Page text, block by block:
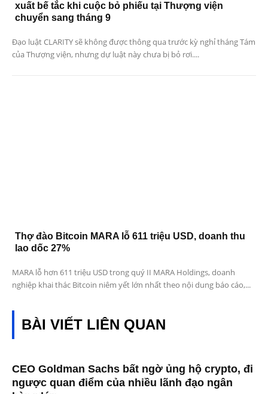
xuất bế tắc khi cuộc bỏ phiếu tại Thượng viện
chuyển sang tháng 9
Đạo luật CLARITY sẽ không được thông qua trước kỳ nghỉ tháng Tám
của Thượng viện, nhưng dự luật này chưa bị bỏ rơi....
Thợ đào Bitcoin MARA lỗ 611 triệu USD, doanh thu
lao dốc 27%
MARA lỗ hơn 611 triệu USD trong quý II MARA Holdings, doanh
nghiệp khai thác Bitcoin niêm yết lớn nhất theo nội dung báo cáo,...
BÀI VIẾT LIÊN QUAN
CEO Goldman Sachs bất ngờ ủng hộ crypto, đi
ngược quan điểm của nhiều lãnh đạo ngân